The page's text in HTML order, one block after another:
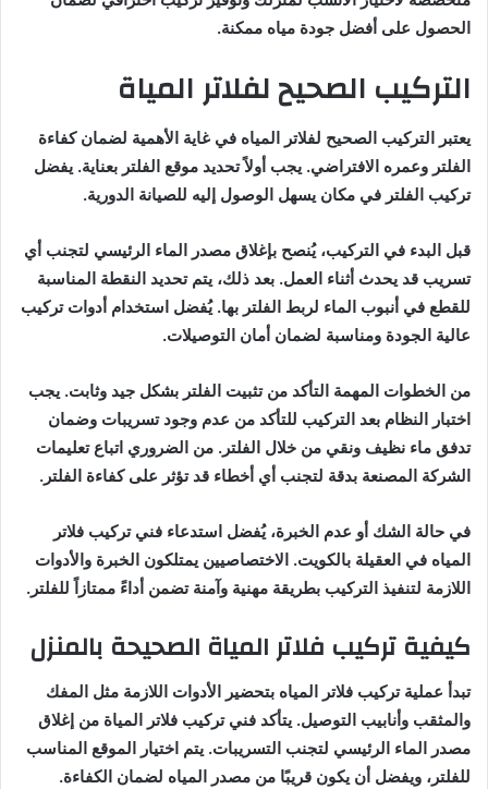
الحصول على أفضل جودة مياه ممكنة.
التركيب الصحيح لفلاتر المياة
يعتبر التركيب الصحيح لفلاتر المياه في غاية الأهمية لضمان كفاءة
الفلتر وعمره الافتراضي. يجب أولاً تحديد موقع الفلتر بعناية. يفضل
تركيب الفلتر في مكان يسهل الوصول إليه للصيانة الدورية.
قبل البدء في التركيب، يُنصح بإغلاق مصدر الماء الرئيسي لتجنب أي
تسريب قد يحدث أثناء العمل. بعد ذلك، يتم تحديد النقطة المناسبة
للقطع في أنبوب الماء لربط الفلتر بها. يُفضل استخدام أدوات تركيب
عالية الجودة ومناسبة لضمان أمان التوصيلات.
من الخطوات المهمة التأكد من تثبيت الفلتر بشكل جيد وثابت. يجب
اختبار النظام بعد التركيب للتأكد من عدم وجود تسريبات وضمان
تدفق ماء نظيف ونقي من خلال الفلتر. من الضروري اتباع تعليمات
الشركة المصنعة بدقة لتجنب أي أخطاء قد تؤثر على كفاءة الفلتر.
في حالة الشك أو عدم الخبرة، يُفضل استدعاء فني تركيب فلاتر
المياه في العقيلة بالكويت. الاختصاصيين يمتلكون الخبرة والأدوات
اللازمة لتنفيذ التركيب بطريقة مهنية وآمنة تضمن أداءً ممتازاً للفلتر.
كيفية تركيب فلاتر المياة الصحيحة بالمنزل
تبدأ عملية تركيب فلاتر المياه بتحضير الأدوات اللازمة مثل المفك
والمثقب وأنابيب التوصيل. يتأكد فني تركيب فلاتر المياة من إغلاق
مصدر الماء الرئيسي لتجنب التسريبات. يتم اختيار الموقع المناسب
للفلتر، ويفضل أن يكون قريبًا من مصدر المياه لضمان الكفاءة.